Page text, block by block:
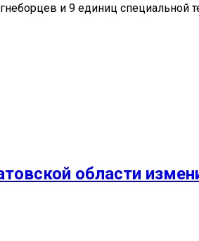
и 9 единиц специальной
области